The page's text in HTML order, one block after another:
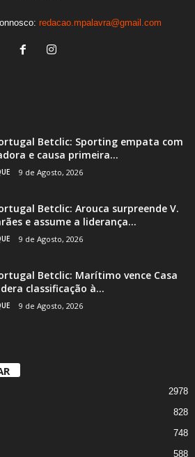
redacao.mpalavra@gmail.com
Betclic: Sporting empata com
e causa primeira...
9 de Agosto, 2026
Betclic: Arouca surpreende V.
e assume a liderança...
9 de Agosto, 2026
Betclic: Marítimo vence Casa
classificação à...
9 de Agosto, 2026
2978
828
748
588